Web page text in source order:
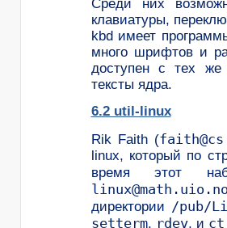
Среди них
клавиатуры,
kbd имеет
много шрифтов и
доступен с тех же
тексты ядра.
6.2 util-linux
Rik Faith (
linux, который по
время этот
директории /pub/
setterm, rdev, и